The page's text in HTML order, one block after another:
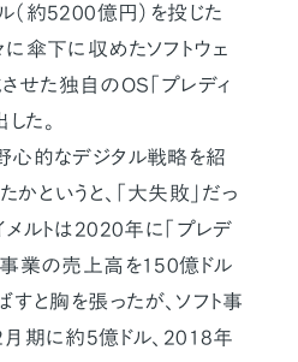
（約5200億円）を投じた
傘下に収めたソフトウェ
せた独自のOS「プレディ
た。
心的なデジタル戦略を紹
かというと、「大失敗」だっ
メルトは2020年に「プレデ
事業の売上高を150億ドル
と胸を張ったが、ソフト事
期に約5億ドル、2018年